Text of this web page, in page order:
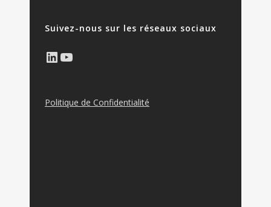
Suivez-nous sur les réseaux sociaux
LinkedIn
YouTube
Politique de Confidentialité